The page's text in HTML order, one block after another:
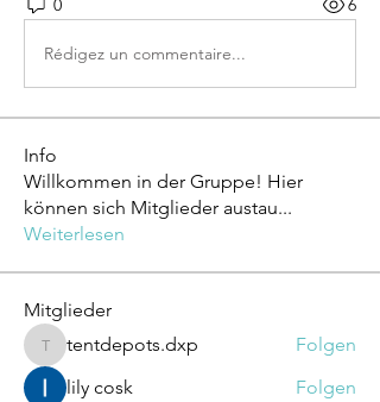
Rédigez un commentaire...
Info
Willkommen in der Gruppe! Hier
können sich Mitglieder austau...
Weiterlesen
Mitglieder
tentdepots.dxp
tentdepots.dxp
Folgen
lily cosk
Folgen